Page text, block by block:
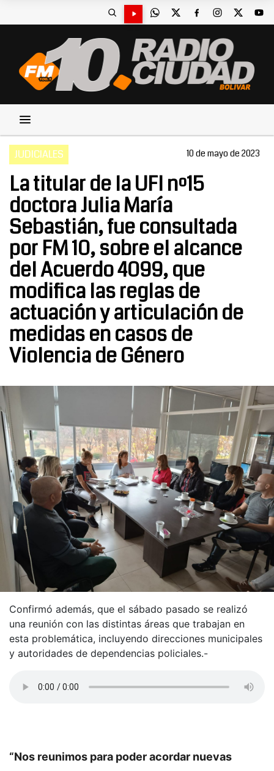
JUDICIALES 10 de mayo de 2023
La titular de la UFI nº15
doctora Julia María
Sebastián, fue consultada
por FM 10, sobre el alcance
del Acuerdo 4099, que
modifica las reglas de
actuación y articulación de
medidas en casos de
Violencia de Género
Confirmó además, que el sábado pasado se realizó
una reunión con las distintas áreas que trabajan en
esta problemática, incluyendo direcciones municipales
y autoridades de dependencias policiales.-
“Nos reunimos para poder acordar nuevas